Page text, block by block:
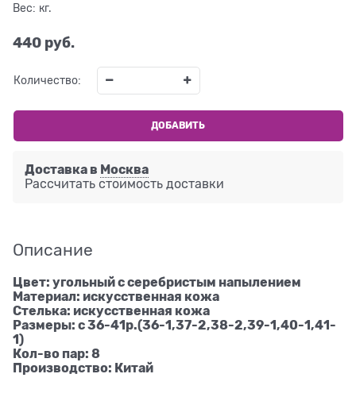
Вес: кг.
440 руб.
Количество:
ДОБАВИТЬ
Доставка в Москва
Рассчитать стоимость доставки
Описание
Цвет: угольный с серебристым напылением
Материал: искусственная кожа
Стелька: искусственная кожа
Размеры: с 36-41р.(36-1,37-2,38-2,39-1,40-1,41-
1)
Кол-во пар: 8
Производство: Китай